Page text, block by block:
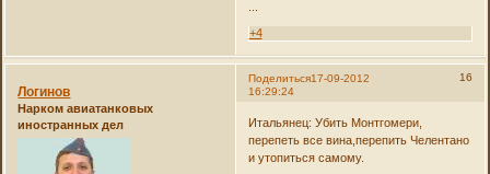
+4
Поделиться 16
17-09-2012
16:29:24
Логинов
Нарком авиатанковых
иностранных дел
Итальянец: Убить Монтгомери,
перепеть все вина,перепить Челентано
и утопиться самому.